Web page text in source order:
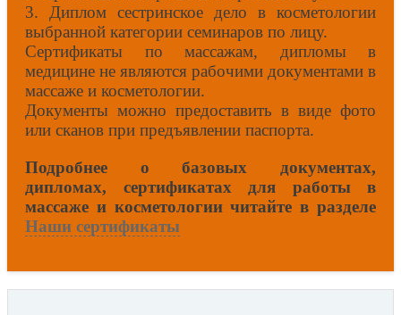
3. Диплом сестринское дело в косметологии
выбранной категории семинаров по лицу.
Сертификаты по массажам, дипломы в
медицине не являются рабочими документами в
массаже и косметологии.
Документы можно предоставить в виде фото
или сканов при предъявлении паспорта.
Подробнее о базовых документах,
дипломах, сертификатах для работы в
массаже и косметологии читайте в разделе
Наши сертификаты